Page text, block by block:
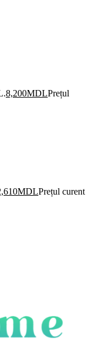
8,200MDLPrețul
MDLPrețul curent